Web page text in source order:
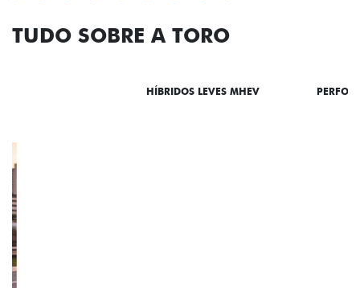
TUDO SOBRE A TORO
HÍBRIDOS LEVES MHEV